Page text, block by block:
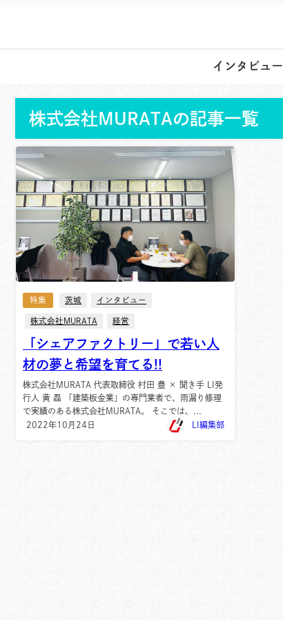
インタビュー
株式会社MURATAの記事一覧
特集 茨城 インタビュー
株式会社MURATA 経営
「シェアファクトリー」で若い人
材の夢と希望を育てる!!
株式会社MURATA 代表取締役 村田 豊 × 聞き手 LI発
行人 黄 磊 「建築板金業」の専門業者で、雨漏り修理
で実績のある株式会社MURATA。 そこでは、...
2022年10月24日
LI編集部